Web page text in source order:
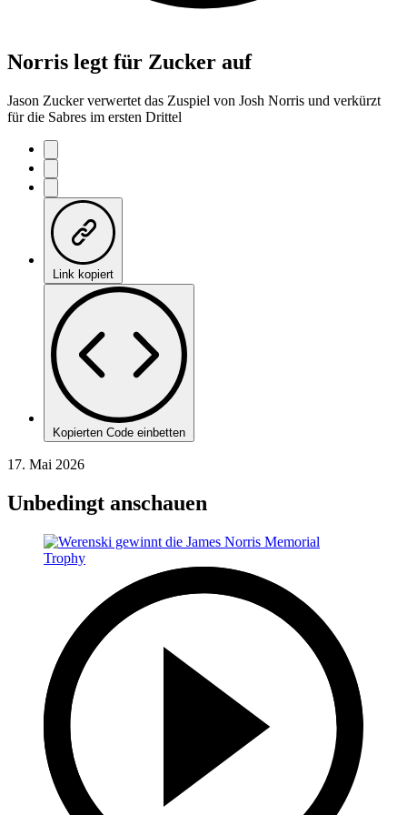
Norris legt für Zucker auf
Jason Zucker verwertet das Zuspiel von Josh Norris und verkürzt
für die Sabres im ersten Drittel
Link kopiert
Kopierten Code einbetten
17. Mai 2026
Unbedingt anschauen